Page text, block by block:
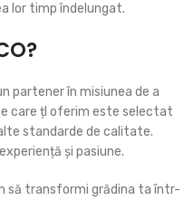
lor timp îndelungat.
partener în misiunea de a
care țl oferim este selectat
standarde de calitate.
și pasiune.
să transformi grădina ta într-